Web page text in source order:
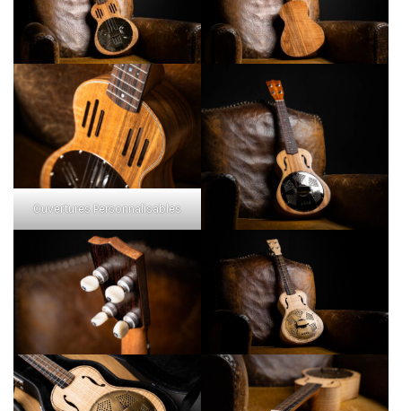
Ouvertures Personnalisables